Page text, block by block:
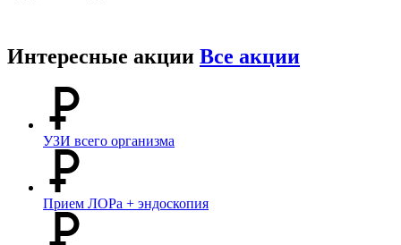
Интересные акции Все акции
УЗИ всего организма
Прием ЛОРа + эндоскопия